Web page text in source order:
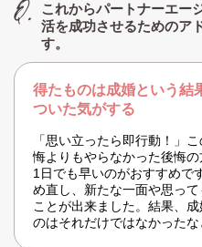
これからパートナーエー
活を成功させるためのア
す。
得たものは成婚という結
ついた気がする
「思い立ったら即行動！」
悔よりもやらなかった後悔
1日でも早いのがおすすめで
め直し、新たな一面や思っ
ことが出来ました。結果、
のはそれだけではなかったな